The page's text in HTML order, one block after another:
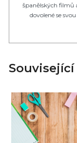
španělských filmů
dovolené se